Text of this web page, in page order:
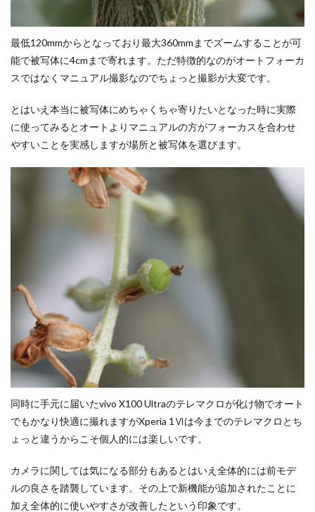
最低120mmからとなっており最大360mmまでズームすることが可
能で被写体に4cmまで寄れます。ただ特徴的なのがオートフォーカ
スではなくマニュアル撮影なのでちょっと撮影が大変です。
とはいえ本当に被写体にめちゃくちゃ寄りたいとなった時に実際
に使ってみるとオートよりマニュアルの方がフォーカスを合わせ
やすいことを実感しますが場所と被写体を選びます。
同時に手元に届いたvivo X100 Ultraのテレマクロが化け物でオート
でもかなり快適に撮れますがXperia 1Ⅵは今までのテレマクロとち
ょっと違うからこそ個人的には楽しいです。
カメラに関しては気になる部分もあるとはいえ全体的には前モデ
ルの良さを踏襲しています。その上で新機能が追加されたことに
加え全体的に使いやすさが改善したという印象です。